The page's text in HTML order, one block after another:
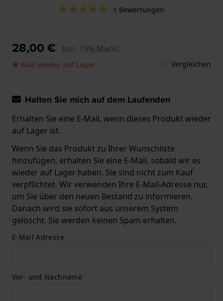
1 Bewertungen
28,00 € Incl. 19% MwSt.
● Bald wieder auf Lager Vergleichen
Halten Sie mich auf dem Laufenden
Erhalten Sie eine E-Mail, wenn dieses Produkt wieder
auf Lager ist.
Wenn Sie das Produkt zu Ihrer Wunschliste
hinzufügen, erhalten Sie eine E-Mail, sobald wir es
wieder auf Lager haben. Sie sind nicht zum Kauf
verpflichtet. Wir verwenden Ihre E-Mail-Adresse nur,
um Sie über den neuen Bestand zu informieren.
Danach wird sie sofort aus unserem System
gelöscht. Sie werden keinen Spam erhalten.
E-Mail Adresse
Vor- und Nachname